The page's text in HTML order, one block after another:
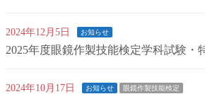
2024年12月5日 お知らせ
2025年度眼鏡作製技能検定学科試験・
2024年10月17日 お知らせ 眼鏡作製技能検定